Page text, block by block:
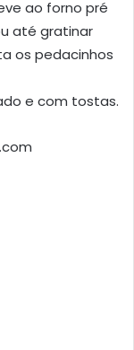
ao forno pré
até gratinar
os pedacinhos
e com tostas.